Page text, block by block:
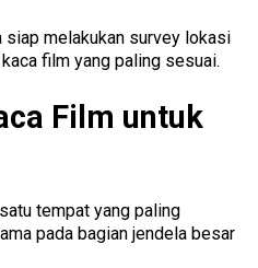
melakukan survey lokasi
film yang paling sesuai.
Film untuk
tempat yang paling
pada bagian jendela besar